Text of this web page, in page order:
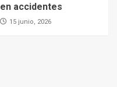
en accidentes
15 junio, 2026